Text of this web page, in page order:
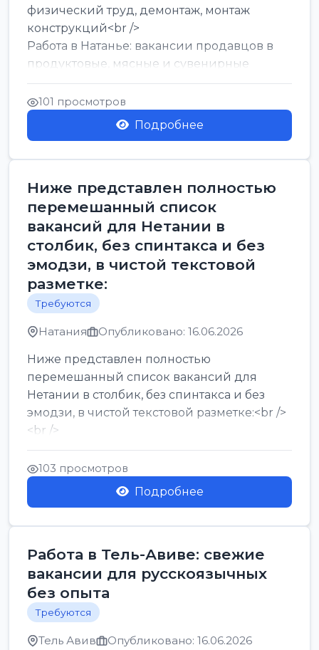
физический труд, демонтаж, монтаж
конструкций<br />
Работа в Натанье: вакансии продавцов в
продуктовые, мясные и сувенирные
лавки<br />
Разнорабочий на сборку м...
101 просмотров
Подробнее
Ниже представлен полностью
перемешанный список
вакансий для Нетании в
столбик, без спинтакса и без
эмодзи, в чистой текстовой
разметке:
Требуются
Натания Опубликовано: 16.06.2026
Ниже представлен полностью
перемешанный список вакансий для
Нетании в столбик, без спинтакса и без
эмодзи, в чистой текстовой разметке:<br />
<br />
Работа в Нетании на мебельном
производстве: требу...
103 просмотров
Подробнее
Работа в Тель-Авиве: свежие
вакансии для русскоязычных
без опыта
Требуются
Тель Авив Опубликовано: 16.06.2026